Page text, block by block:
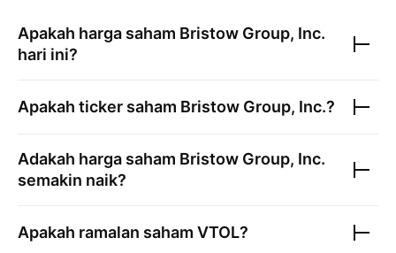
Apakah harga saham Bristow Group, Inc.
hari ini?
Apakah ticker saham Bristow Group, Inc.?
Adakah harga saham Bristow Group, Inc.
semakin naik?
Apakah ramalan saham VTOL?